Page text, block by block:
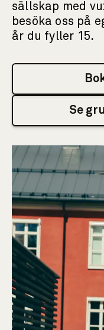
sällskap med
besöka oss på
år du fyller 15.
Se